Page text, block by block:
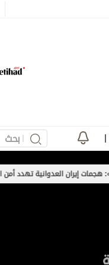
تهدد أمن المنطقة